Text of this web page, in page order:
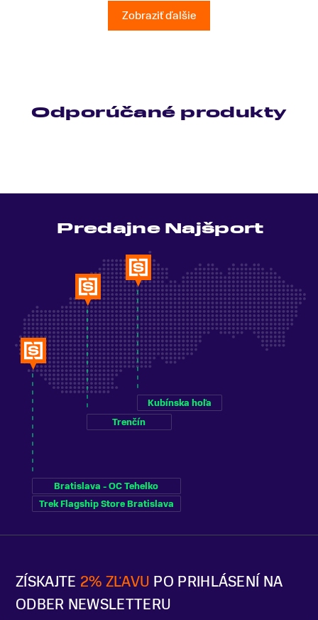
Ešte raz ďakujem.Zobraziť ďalšie
Odporúčané produkty
ZÍSKAJTE 2% ZĽAVU PO PRIHLÁSENÍ NA
ODBER NEWSLETTERU
Predajne Najšport
Bratislava - OC Tehelko
Trek Flagship Store Bratislava
Trenčín
Kubínska hoľa